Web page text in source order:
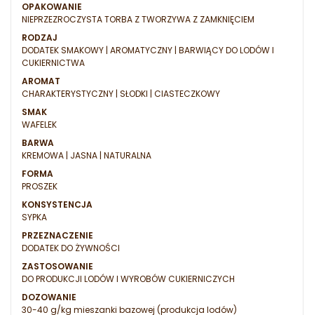
OPAKOWANIE
NIEPRZEZROCZYSTA TORBA Z TWORZYWA Z ZAMKNIĘCIEM
RODZAJ
DODATEK SMAKOWY | AROMATYCZNY | BARWIĄCY DO LODÓW I
CUKIERNICTWA
AROMAT
CHARAKTERYSTYCZNY | SŁODKI | CIASTECZKOWY
SMAK
WAFELEK
BARWA
KREMOWA | JASNA | NATURALNA
FORMA
PROSZEK
KONSYSTENCJA
SYPKA
PRZEZNACZENIE
DODATEK DO ŻYWNOŚCI
ZASTOSOWANIE
DO PRODUKCJI LODÓW I WYROBÓW CUKIERNICZYCH
DOZOWANIE
30-40 g/kg mieszanki bazowej (produkcja lodów)